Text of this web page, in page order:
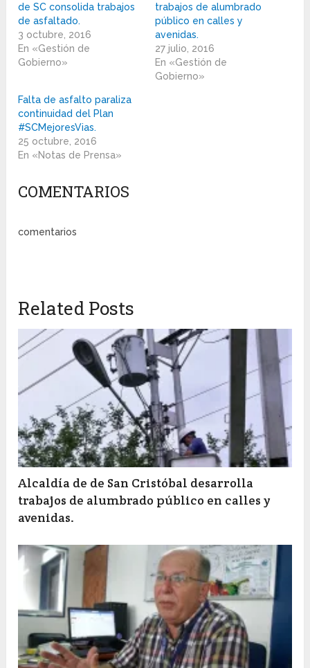
de SC consolida trabajos
de asfaltado.
3 octubre, 2016
En «Gestión de
Gobierno»
trabajos de alumbrado
público en calles y
avenidas.
27 julio, 2016
En «Gestión de
Gobierno»
Falta de asfalto paraliza
continuidad del Plan
#SCMejoresVias.
25 octubre, 2016
En «Notas de Prensa»
COMENTARIOS
comentarios
Related Posts
Alcaldía de de San Cristóbal desarrolla
trabajos de alumbrado público en calles y
avenidas.